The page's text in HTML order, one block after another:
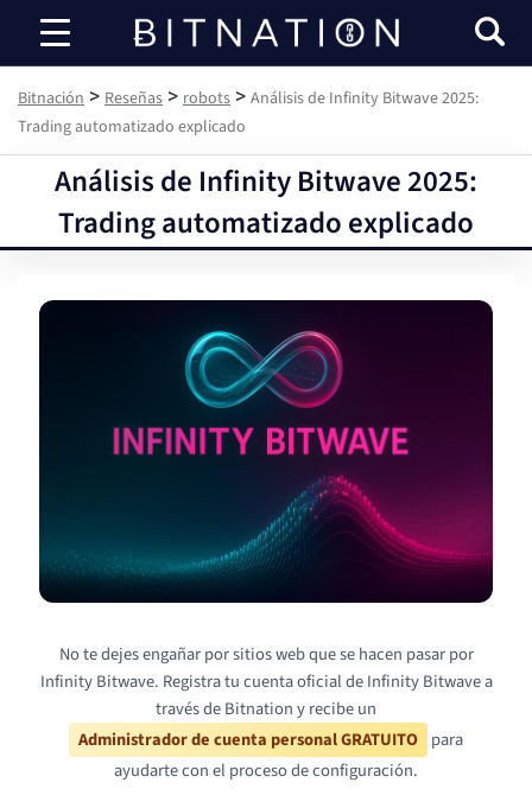
Bitnación
Bitnación > Reseñas > robots > Análisis de Infinity Bitwave 2025:
Trading automatizado explicado
Análisis de Infinity Bitwave 2025:
Trading automatizado explicado
No te dejes engañar por sitios web que se hacen pasar por
Infinity Bitwave. Registra tu cuenta oficial de Infinity Bitwave a
través de Bitnation y recibe un
Administrador de cuenta personal GRATUITO para
ayudarte con el proceso de configuración.